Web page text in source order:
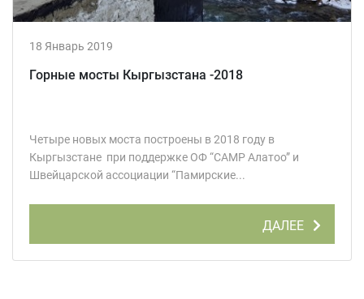
18 Январь 2019
Горные мосты Кыргызстана -2018
Четыре новых моста построены в 2018 году в
Кыргызстане при поддержке ОФ “CAMP Алатоо” и
Швейцарской ассоциации “Памирские...
ДАЛЕЕ